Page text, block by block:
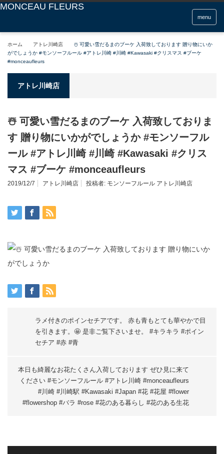
menu
ホーム アトレ川崎店
☃️ 可愛い雪だるまのブーケ 入荷致しております 贈り物にいか
がでしょうか #モンソーフルール #アトレ川崎 #川崎 #Kawasaki #クリスマス #ブーケ
#monceaufleurs
アトレ川崎店
☃️ 可愛い雪だるまのブーケ 入荷致しておりま
す 贈り物にいかがでしょうか #モンソーフル
ール #アトレ川崎 #川崎 #Kawasaki #クリス
マス #ブーケ #monceaufleurs
2019/12/7 アトレ川崎店 投稿者: モンソーフルール アトレ川崎店
ラメ付きのポインセチアです。 赤も青もとても華やかで目
を引きます。🤩 是非ご覧下さいませ。 #キラキラ #ポイン
セチア #赤 #青
本日も綺麗なお花たくさん入荷しております ぜひ見に来て
ください #モンソーフルール #アトレ川崎 #monceaufleurs
#川崎 #川崎駅 #Kawasaki #Japan #花 #花屋 #flower
#flowershop #バラ #rose #花のある暮らし #花のある生花